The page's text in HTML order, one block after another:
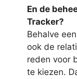
En de
Tracker?
Behalve
ook de
reden voor
te kiezen.